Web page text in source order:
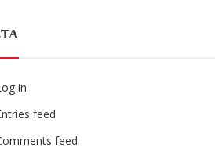
in
feed
feed